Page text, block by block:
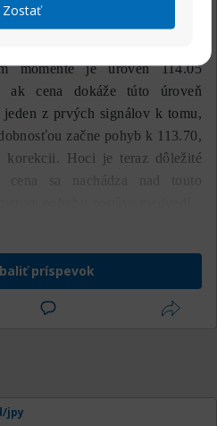
Zostať
čase sa cena menového
momente je úroveň 114.05
ak cena dokáže túto úroveň
z prvých signálov k tomu,
začne pohyb k 113.70,
Hoci je teraz dôležité
sa nachádza nad touto
príspevok
jpy